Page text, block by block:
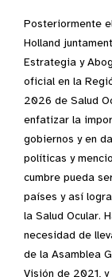
Posteriormente
Holland
Estrategia y
oficial en la
2026 de Salud
enfatizar la
gobiernos y en
políticas y
cumbre pueda
países y así
la Salud Ocular.
necesidad de
de la Asamblea
Visión de 2021,